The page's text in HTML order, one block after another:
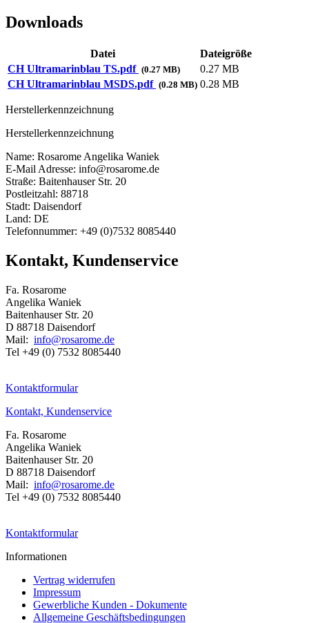
Downloads
Datei
Dateigröße
CH Ultramarinblau TS.pdf (0.27 MB)
0.27 MB
CH Ultramarinblau MSDS.pdf (0.28 MB) 0.28 MB
Herstellerkennzeichnung
Herstellerkennzeichnung
Name: Rosarome Angelika Waniek
E-Mail Adresse: info@rosarome.de
Straße: Baitenhauser Str. 20
Postleitzahl: 88718
Stadt: Daisendorf
Land: DE
Telefonnummer: +49 (0)7532 8085440
Kontakt, Kundenservice
Fa. Rosarome
Angelika Waniek
Baitenhauser Str. 20
D 88718 Daisendorf
Mail: info@rosarome.de
Tel +49 (0) 7532 8085440
Kontaktformular
Kontakt, Kundenservice
Fa. Rosarome
Angelika Waniek
Baitenhauser Str. 20
D 88718 Daisendorf
Mail: info@rosarome.de
Tel +49 (0) 7532 8085440
Kontaktformular
Informationen
Vertrag widerrufen
Impressum
Gewerbliche Kunden - Dokumente
Allgemeine Geschäftsbedingungen